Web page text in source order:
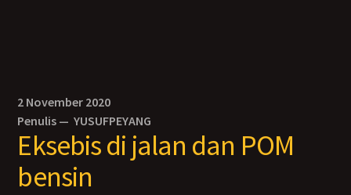
2 November 2020
Penulis —YUSUFPEYANG
Eksebis di jalan dan POM
bensin